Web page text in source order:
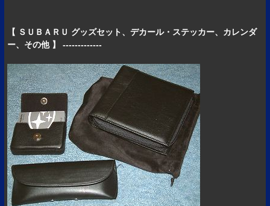
【 ＳＵＢＡＲＵ グッズセット、デカール・ステッカー、カレンダ
ー、その他 】 -------------